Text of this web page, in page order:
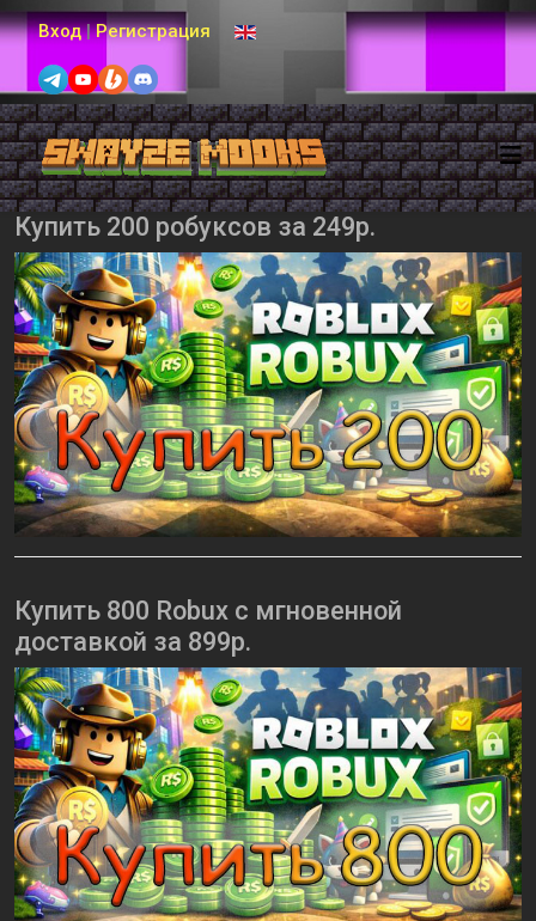
Вход | Регистрация Выберите язык
Купить 200 робуксов за 249р.
Купить 800 Robux с мгновенной
доставкой за 899р.